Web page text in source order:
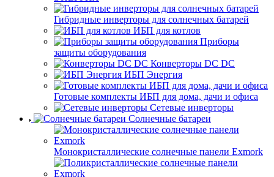
Гибридные инверторы для солнечных батарей
ИБП для котлов
Приборы
защиты оборудования
Конверторы DC DC
ИБП Энергия
Готовые комплекты ИБП для дома, дачи и офиса
Сетевые инверторы
Солнечные батареи
Монокристаллические солнечные панели Exmork